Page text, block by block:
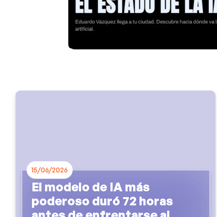
15/06/2026
El modelo de IA más
poderoso duró 72 horas